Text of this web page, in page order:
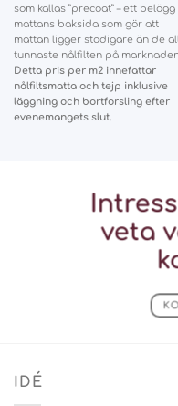
som kallas ”precoat” – ett
mattans baksida som gör att
mattan ligger stadigare än de
tunnaste nålfilten på
Detta pris per m2 innefattar
nålfiltsmatta och tejp inklusive
läggning och bortforsling efter
evenemangets slut.
veta
IDÉ